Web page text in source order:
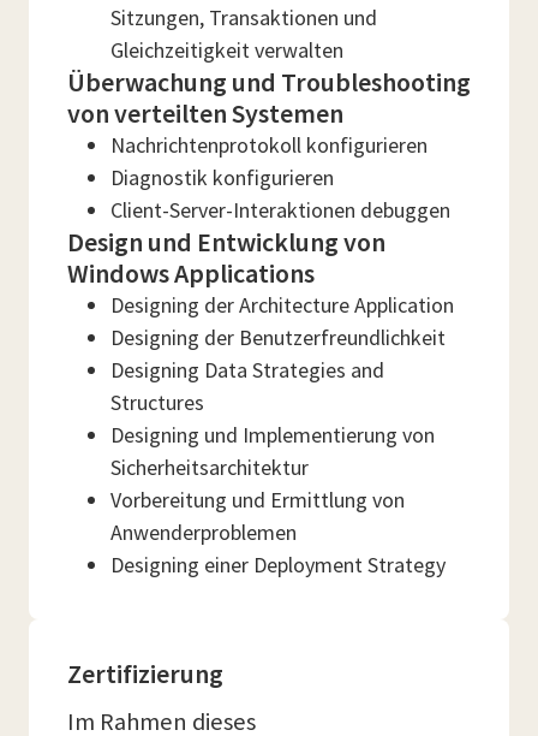
Sitzungen, Transaktionen und
Gleichzeitigkeit verwalten
Überwachung und Troubleshooting
von verteilten Systemen
Nachrichtenprotokoll konfigurieren
Diagnostik konfigurieren
Client-Server-Interaktionen debuggen
Design und Entwicklung von
Windows Applications
Designing der Architecture Application
Designing der Benutzerfreundlichkeit
Designing Data Strategies and
Structures
Designing und Implementierung von
Sicherheitsarchitektur
Vorbereitung und Ermittlung von
Anwenderproblemen
Designing einer Deployment Strategy
Zertifizierung
Im Rahmen dieses